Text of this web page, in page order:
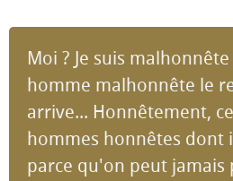
Moi ? Je suis
homme malhonnête le
arrive... Honnêtement,
hommes honnêtes dont
parce qu'on peut jamais